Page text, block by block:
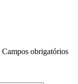
Campos obrigatórios